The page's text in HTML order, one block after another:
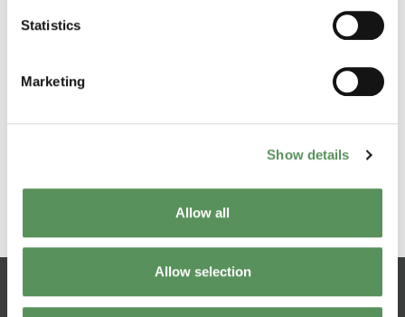
Statistics
Marketing
Show details
Allow all
Allow selection
Não é necessária diferença de pressão
Disponibilidade de peças de reposição a longo
Disponível em latão, alumínio, corpo em aço e
aço inoxidável
Aprovado para todas as condições climáticas
Você sabia?